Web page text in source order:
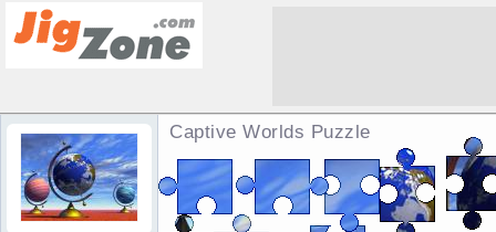
Captive Worlds Puzzle